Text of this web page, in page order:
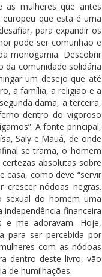
as mulheres que antes
que esta é uma
para expandir os
pode ser comunhão e
monogamia. Descobrir
da comunidade solidária
um desejo que até
a família, a religião e a
dama, a terceira,
dentro do vigoroso
ígamos”. A fonte principal,
Saly e Mauá, de onde
se trama, o homem
absolutas sobre
casa, como deve “servir
crescer nódoas negras.
sexual do homem uma
financeira
e me adoravam. Hoje,
para ser percebida por
com as nódoas
dentro deste livro, vão
de humilhações.